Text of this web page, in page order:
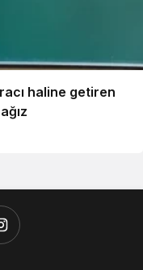
haline getiren